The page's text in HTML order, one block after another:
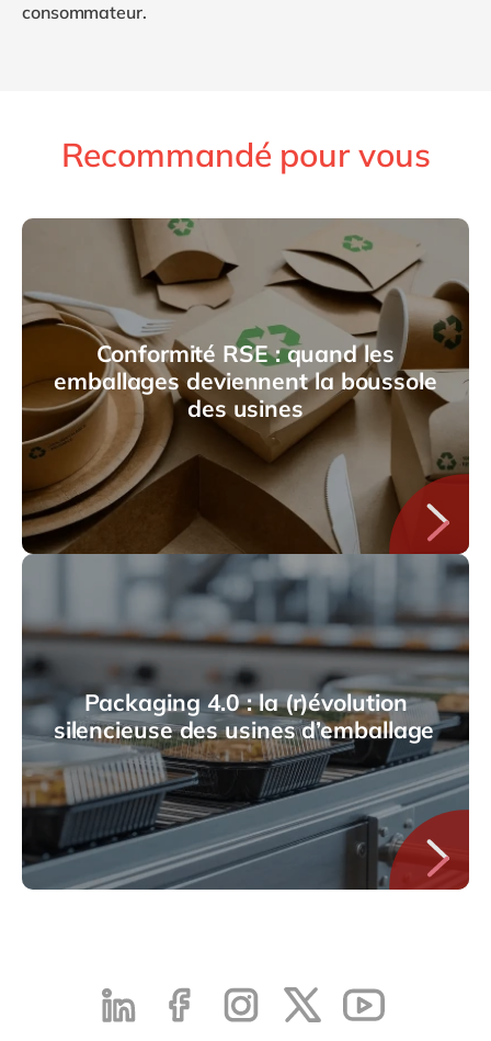
consommateur.
Recommandé pour vous
Conformité RSE : quand les
emballages deviennent la boussole
des usines
Packaging 4.0 : la (r)évolution
silencieuse des usines d’emballage